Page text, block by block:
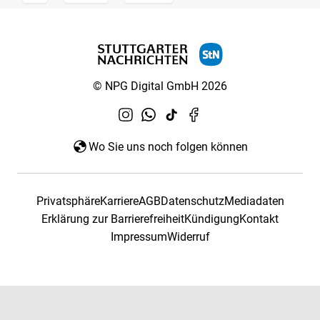
© NPG Digital GmbH 2026
Wo Sie uns noch folgen können
PrivatsphäreKarriereAGBDatenschutzMediadaten
Erklärung zur BarrierefreiheitKündigungKontakt
ImpressumWiderruf